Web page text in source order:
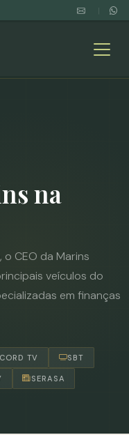
na
CEO da Marins
veículos do
em finanças
TV SBT
SERASA